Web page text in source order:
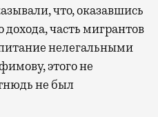
что, оказавшись
дохода, часть мигрантов
нелегальными
этого не
не был